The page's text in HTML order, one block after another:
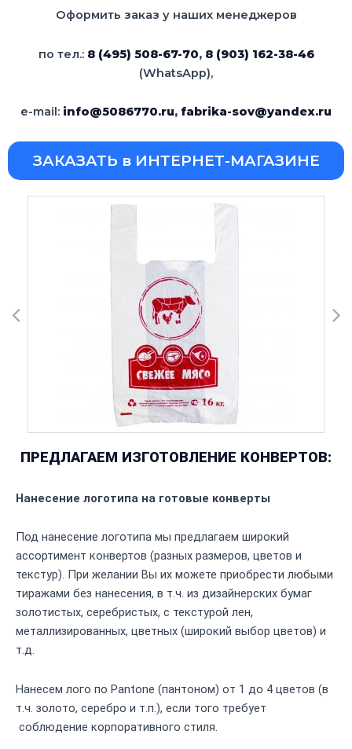
Оформить заказ у наших менеджеров
по тел.: 8 (495) 508-67-70, 8 (903) 162-38-46
(WhatsApp),
e-mail: info@5086770.ru, fabrika-sov@yandex.ru
ЗАКАЗАТЬ в ИНТЕРНЕТ-МАГАЗИНЕ
ПРЕДЛАГАЕМ ИЗГОТОВЛЕНИЕ КОНВЕРТОВ:
Нанесение логотипа на готовые конверты
Под нанесение логотипа мы предлагаем широкий
ассортимент конвертов (разных размеров, цветов и
текстур). При желании Вы их можете приобрести любыми
тиражами без нанесения, в т.ч. из дизайнерских бумаг
золотистых, серебристых, с текстурой лен,
металлизированных, цветных (широкий выбор цветов) и
т.д.
Нанесем лого по Pantone (пантоном) от 1 до 4 цветов (в
т.ч. золото, серебро и т.п.), если того требует
соблюдение корпоративного стиля.